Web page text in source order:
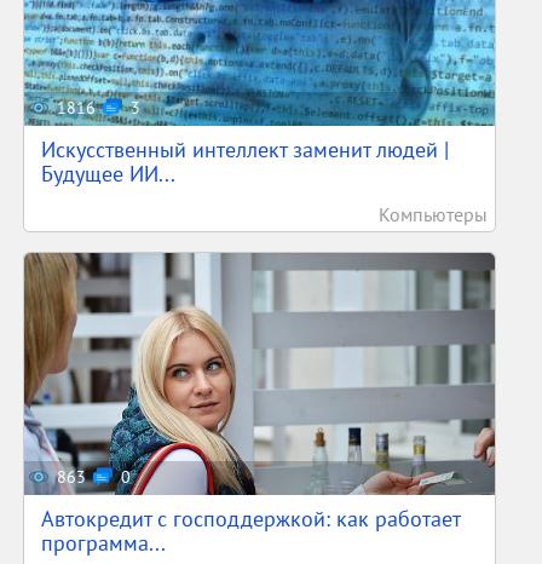
1816 3
Искусственный интеллект заменит людей |
Будущее ИИ...
Компьютеры
863 0
Автокредит с господдержкой: как работает
программа...